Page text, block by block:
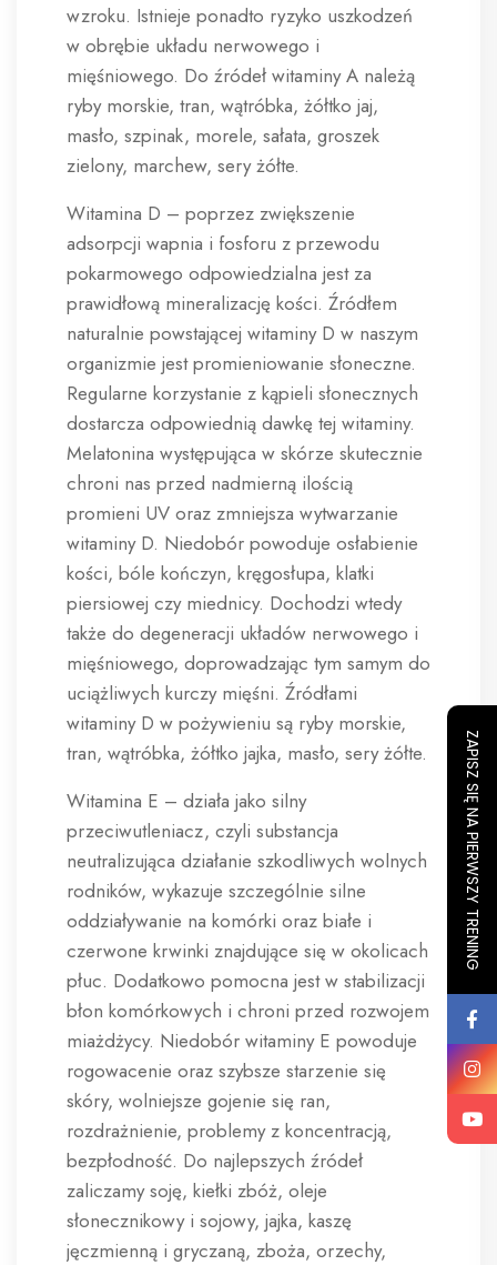
wzroku. Istnieje ponadto ryzyko uszkodzeń
w obrębie układu nerwowego i
mięśniowego. Do źródeł witaminy A należą
ryby morskie, tran, wątróbka, żółtko jaj,
masło, szpinak, morele, sałata, groszek
zielony, marchew, sery żółte.
Witamina D – poprzez zwiększenie
adsorpcji wapnia i fosforu z przewodu
pokarmowego odpowiedzialna jest za
prawidłową mineralizację kości. Źródłem
naturalnie powstającej witaminy D w naszym
organizmie jest promieniowanie słoneczne.
Regularne korzystanie z kąpieli słonecznych
dostarcza odpowiednią dawkę tej witaminy.
Melatonina występująca w skórze skutecznie
chroni nas przed nadmierną ilością
promieni UV oraz zmniejsza wytwarzanie
witaminy D. Niedobór powoduje osłabienie
kości, bóle kończyn, kręgosłupa, klatki
piersiowej czy miednicy. Dochodzi wtedy
także do degeneracji układów nerwowego i
mięśniowego, doprowadzając tym samym do
uciążliwych kurczy mięśni. Źródłami
witaminy D w pożywieniu są ryby morskie,
tran, wątróbka, żółtko jajka, masło, sery żółte.
Witamina E – działa jako silny
przeciwutleniacz, czyli substancja
neutralizująca działanie szkodliwych wolnych
rodników, wykazuje szczególnie silne
oddziaływanie na komórki oraz białe i
czerwone krwinki znajdujące się w okolicach
płuc. Dodatkowo pomocna jest w stabilizacji
błon komórkowych i chroni przed rozwojem
miażdżycy. Niedobór witaminy E powoduje
rogowacenie oraz szybsze starzenie się
skóry, wolniejsze gojenie się ran,
rozdrażnienie, problemy z koncentracją,
bezpłodność. Do najlepszych źródeł
zaliczamy soję, kiełki zbóż, oleje
słonecznikowy i sojowy, jajka, kaszę
jęczmienną i gryczaną, zboża, orzechy,
ZAPISZ SIĘ NA PIERWSZY TRENING